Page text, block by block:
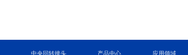
中央回转接头 产品中心 应用领域